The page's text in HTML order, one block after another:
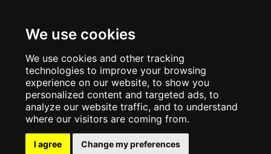
We use cookies
We use cookies and other tracking
technologies to improve your browsing
experience on our website, to show you
personalized content and targeted ads, to
analyze our website traffic, and to understand
where our visitors are coming from.
I agree Change my preferences